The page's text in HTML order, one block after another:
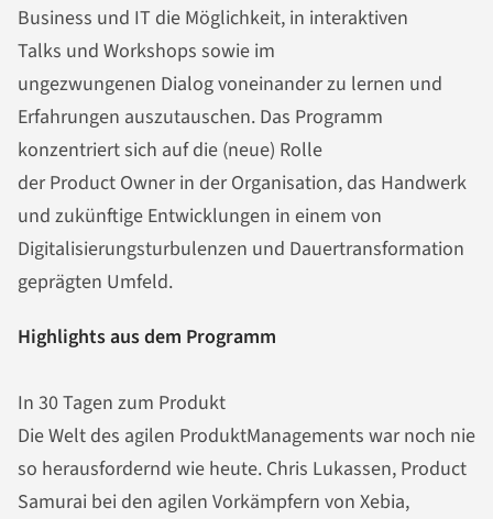
Business und IT die Möglichkeit, in interaktiven
Talks und Workshops sowie im
ungezwungenen Dialog voneinander zu lernen und
Erfahrungen auszutauschen. Das Programm
konzentriert sich auf die (neue) Rolle
der Product Owner in der Organisation, das Handwerk
und zukünftige Entwicklungen in einem von
Digitalisierungsturbulenzen und Dauertransformation
geprägten Umfeld.
Highlights aus dem Programm
In 30 Tagen zum Produkt
Die Welt des agilen ProduktManagements war noch nie
so herausfordernd wie heute. Chris Lukassen, Product
Samurai bei den agilen Vorkämpfern von Xebia,